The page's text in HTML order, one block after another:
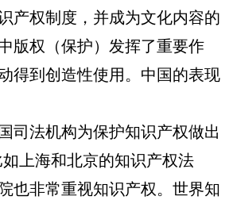
产权制度，并成为文化内容的
版权（保护）发挥了重要作
得到创造性使用。中国的表现
法机构为保护知识产权做出
上海和北京的知识产权法
也非常重视知识产权。世界知